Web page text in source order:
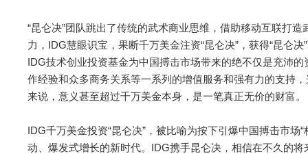
“昆仑决”团队跳出了传统的武术商业思维，借助移动互联打
力，IDG慧眼识宝，果断千万美金注资“昆仑决”，获得“昆仑
IDG技术创业投资基金为中国搏击市场带来的绝不仅是充沛
作经验和众多商务关系等一系列的增值服务和强有力的支持
来说，意义甚至超过千万美金本身，是一笔真正无价的财富。
IDG千万美金投资“昆仑决”，被比喻为按下引爆中国搏击市场
动、爆发式增长的新时代。IDG携手昆仑决，相信在不久的